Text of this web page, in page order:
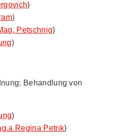
)
)
Petschnig)
)
Behandlung von
)
Regina Petrik)